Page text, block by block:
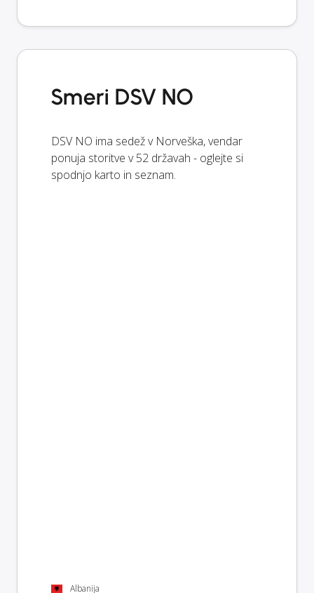
Smeri DSV NO
DSV NO ima sedež v Norveška, vendar
ponuja storitve v 52 državah - oglejte si
spodnjo karto in seznam.
Albanija